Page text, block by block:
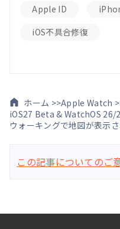
Apple ID
iOS不具合修復
ホーム >>Apple Watch
iOS27 Beta & WatchOS 26/
ウォーキングで地図が表示
この記事についてのご